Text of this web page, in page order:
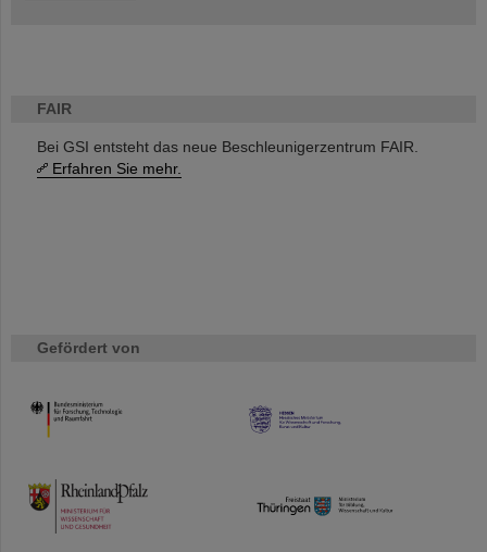
FAIR
Bei GSI entsteht das neue Beschleunigerzentrum FAIR.
Erfahren Sie mehr.
Gefördert von
HMWK
TMWWDG